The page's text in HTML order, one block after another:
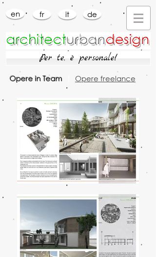
en it de
Per te, è personale!
Opere in Team Opere freelance
fr